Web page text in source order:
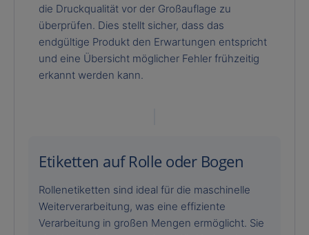
die Druckqualität vor der Großauflage zu
überprüfen. Dies stellt sicher, dass das
endgültige Produkt den Erwartungen entspricht
und eine Übersicht möglicher Fehler frühzeitig
erkannt werden kann.
Etiketten auf Rolle oder Bogen
Rollenetiketten sind ideal für die maschinelle
Weiterverarbeitung, was eine effiziente
Verarbeitung in großen Mengen ermöglicht. Sie